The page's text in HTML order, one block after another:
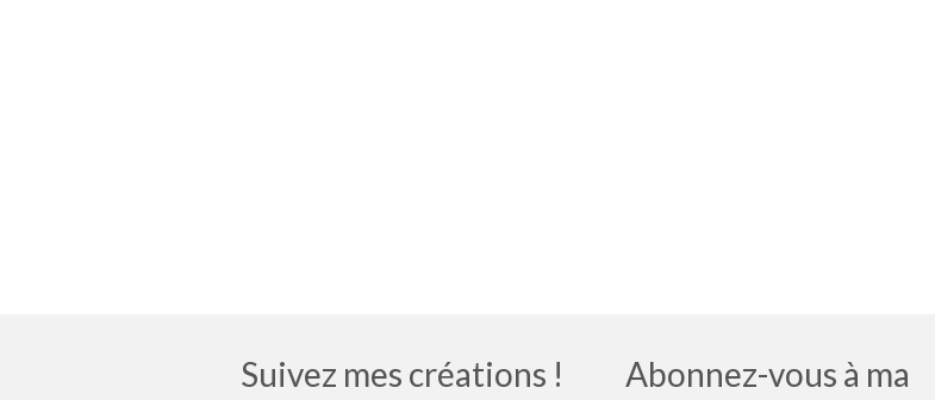
Suivez mes créations !
Abonnez-vous à ma